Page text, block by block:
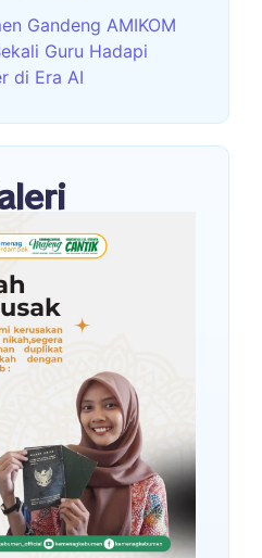
Gandeng AMIKOM
Guru Hadapi
di Era AI